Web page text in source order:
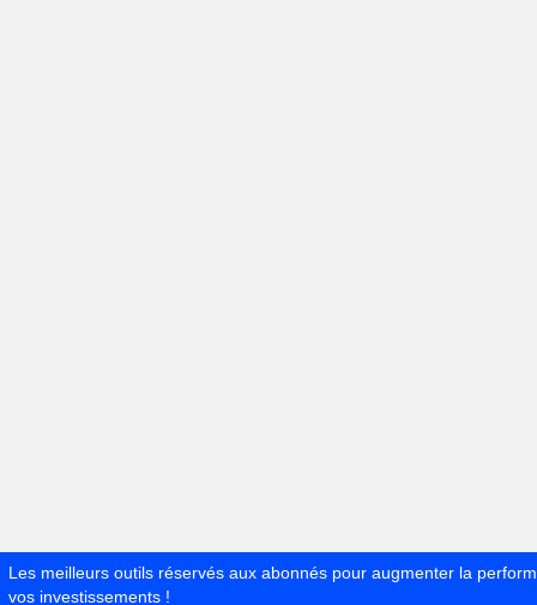
Les meilleurs outils réservés aux abonnés pour augmenter la
vos investissements !